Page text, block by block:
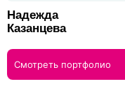
Надежда
Казанцева
Смотреть портфолио